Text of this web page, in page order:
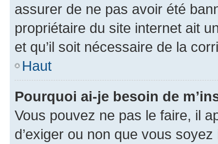
assurer de ne pas avoir été
propriétaire du site internet ait
et qu’il soit nécessaire de la
Haut
Pourquoi ai-je besoin de
Vous pouvez ne pas le faire, il
d’exiger ou non que vous